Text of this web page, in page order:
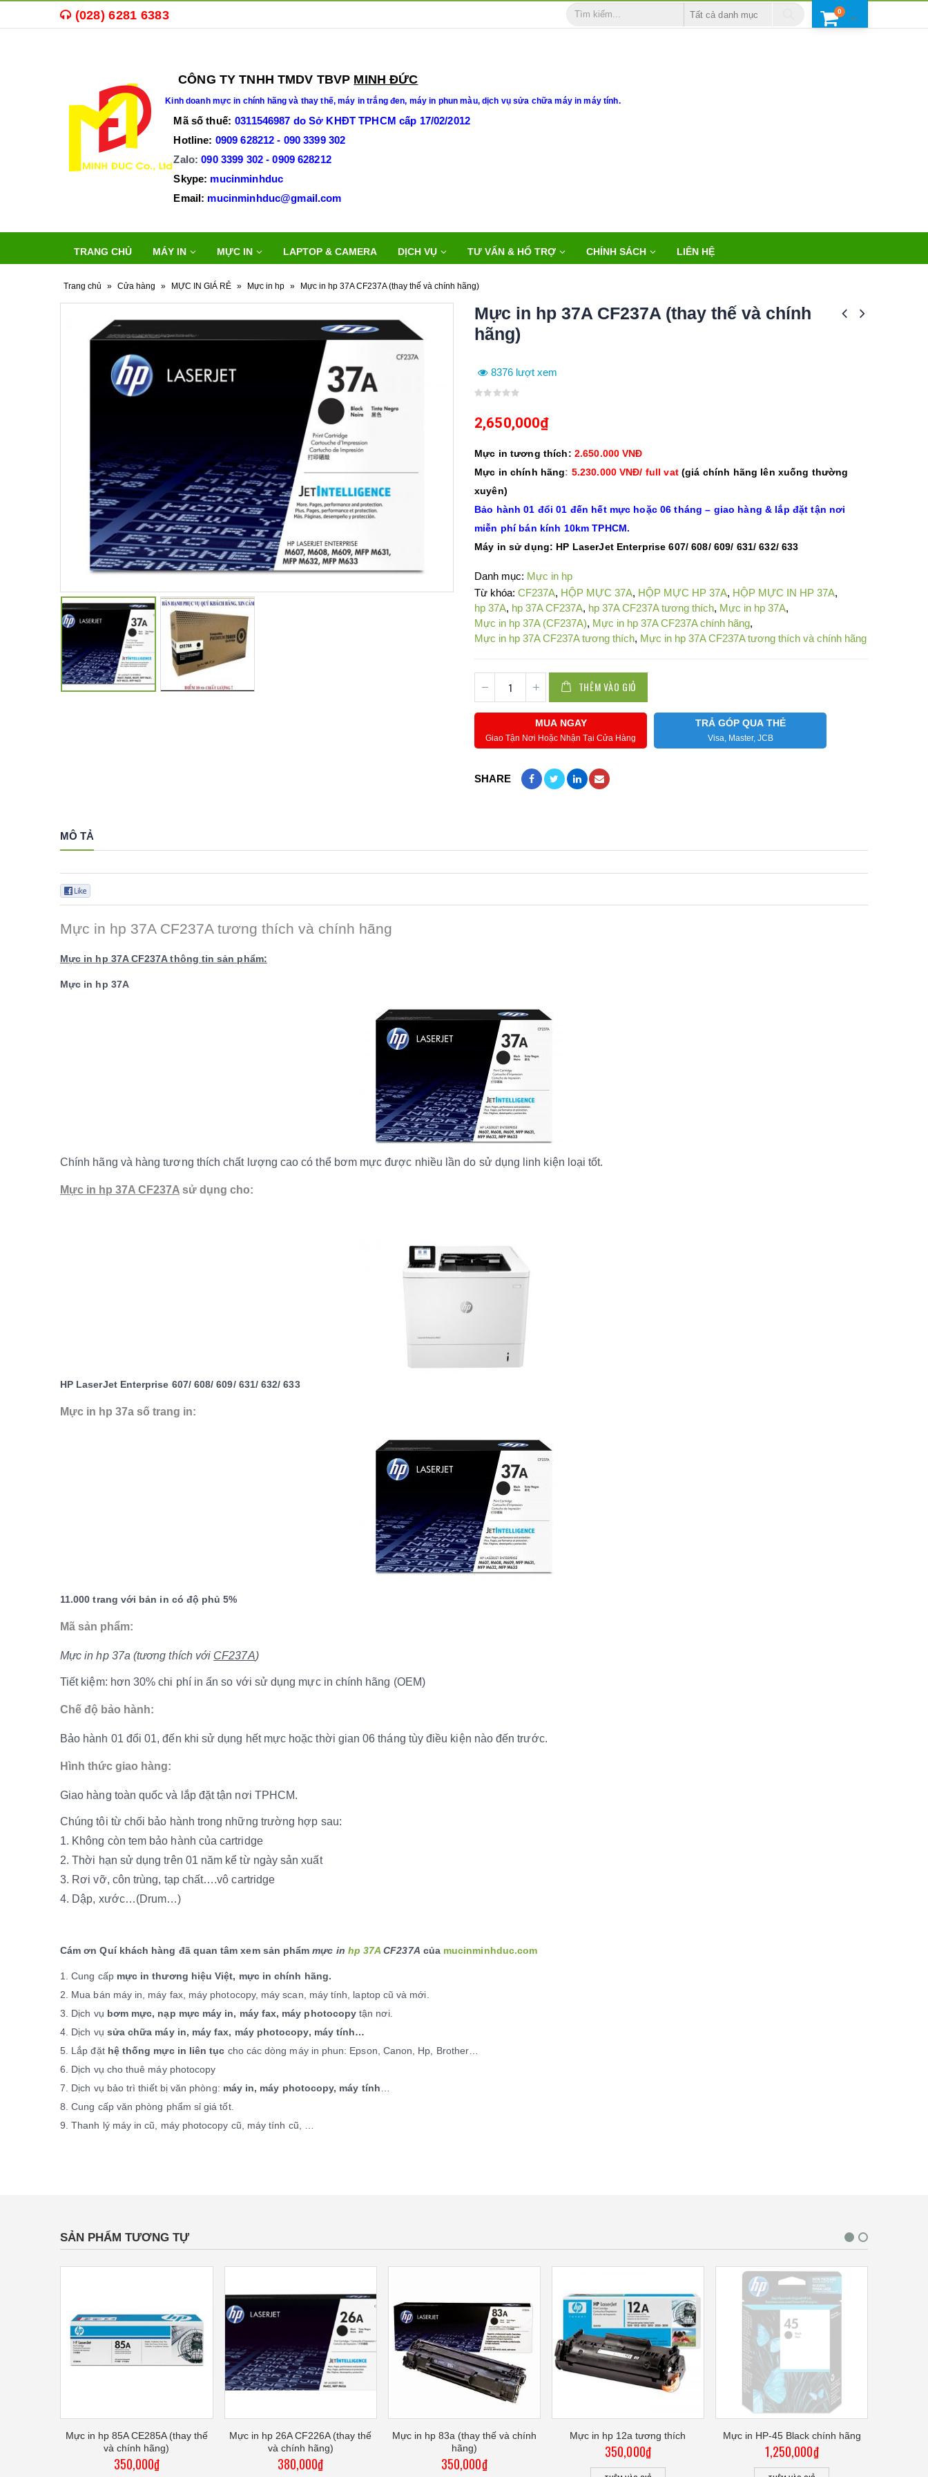
(028) 6281 6383 Tất cả danh mục 0
CÔNG TY TNHH TMDV TBVP MINH ĐỨC
Kinh doanh mực in chính hãng và thay thế,máy in trắng đen, máy in phun màu, dịch vụ sửa chữa máy in máy tính.
Mã số thuế: 0311546987 do Sở KHĐT TPHCM cấp 17/02/2012
Hotline: 0909 628212 - 090 3399 302
Zalo:090 3399 302 -0909 628212
Skype: mucinminhduc
Email: mucinminhduc@gmail.com
TRANG CHỦ MÁY IN MỰC IN LAPTOP & CAMERA DỊCH VỤ TƯ VẤN & HỔ TRỢ CHÍNH SÁCH LIÊN HỆ
Trang chủ » Cửa hàng » MỰC IN GIÁ RẺ » Mực in hp » Mực in hp 37A CF237A (thay thế và chính hãng)
Mực in hp 37A CF237A (thay thế và chính
hãng)
8376 lượt xem
of
2,650,000₫
Mực in tương thích: 2.650.000 VNĐ
Mực in chính hãng: 5.230.000 VNĐ/ full vat(giá chính hãng lên xuống thường
xuyên)
Bảo hành 01 đổi 01 đến hết mực hoặc 06 tháng – giao hàng & lắp đặt tận nơi
miễn phí bán kính 10km TPHCM.
Máy in sử dụng: HP LaserJet Enterprise 607/ 608/ 609/ 631/ 632/ 633
Danh mục: Mực in hp
Từ khóa: CF237A, HỘP MỰC 37A, HỘP MỰC HP 37A, HỘP MỰC IN HP 37A,
hp 37A, hp 37A CF237A, hp 37A CF237A tương thích, Mực in hp 37A,
Mực in hp 37A (CF237A), Mực in hp 37A CF237A chính hãng,
Mực in hp 37A CF237A tương thích, Mực in hp 37A CF237A tương thích và chính hãng
THÊM VÀO GIỎ
MUA NGAY
Giao Tận Nơi Hoặc Nhận Tại Cửa Hàng
TRẢ GÓP QUA THẺ
Visa, Master, JCB
SHARE
MÔ TẢ
Mực in hp 37A CF237A tương thích và chính hãng
Mực in hp 37A CF237A thông tin sản phẩm:
Mực in hp 37A
Chính hãng và hàng tương thích chất lượng cao có thể bơm mực được nhiều lần do sử dụng linh kiện loại tốt.
Mực in hp 37A CF237A sử dụng cho:
HP LaserJet Enterprise 607/ 608/ 609/ 631/ 632/ 633
Mực in hp 37a số trang in:
11.000 trang với bản in có độ phủ 5%
Mã sản phẩm:
Mực in hp 37a (tương thích với CF237A)
Tiết kiệm: hơn 30% chi phí in ấn so với sử dụng mực in chính hãng (OEM)
Chế độ bảo hành:
Bảo hành 01 đổi 01, đến khi sử dụng hết mực hoặc thời gian 06 tháng tùy điều kiện nào đến trước.
Hình thức giao hàng:
Giao hàng toàn quốc và lắp đặt tận nơi TPHCM.
Chúng tôi từ chối bảo hành trong những trường hợp sau:
1. Không còn tem bảo hành của cartridge
2. Thời hạn sử dụng trên 01 năm kể từ ngày sản xuất
3. Rơi vỡ, côn trùng, tạp chất….vô cartridge
4. Dập, xước…(Drum…)
Cám ơn Quí khách hàng đã quan tâm xem sản phẩmmực in hp 37A CF237A của mucinminhduc.com
1. Cung cấp mực in thương hiệu Việt, mực in chính hãng.
2. Mua bán máy in, máy fax, máy photocopy, máy scan, máy tính, laptop cũ và mới.
3. Dịch vụ bơm mực, nạp mực máy in, máy fax, máy photocopy tận nơi.
4. Dịch vụ sửa chữa máy in, máy fax, máy photocopy, máy tính…
5. Lắp đặt hệ thống mực in liên tục cho các dòng máy in phun: Epson, Canon, Hp, Brother…
6. Dịch vụ cho thuê máy photocopy
7. Dịch vụ bảo trì thiết bị văn phòng: máy in, máy photocopy, máy tính
8. Cung cấp văn phòng phẩm sỉ giá tốt.
9. Thanh lý máy in cũ, máy photocopy cũ, máy tính cũ, …
SẢN PHẨM TƯƠNG TỰ
Mực in hp 85A CE285A (thay thế
và chính hãng)
350,000₫
Mực in hp 26A CF226A (thay thế
và chính hãng)
380,000₫
Mực in hp 83a (thay thế và chính
hãng)
350,000₫
Mực in hp 12a tương thích
350,000₫
Mực in HP-45 Black chính hãng
1,250,000₫